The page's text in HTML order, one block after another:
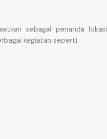
sebagai penanda lokasi
kegiatan seperti: